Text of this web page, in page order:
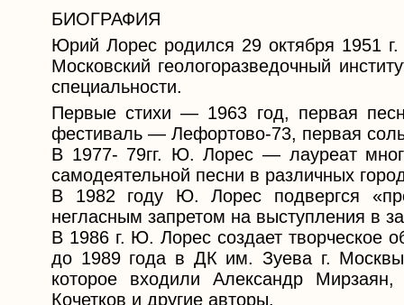
БИОГРАФИЯ
Юрий Лорес родился 29 октября 1951
Московский геологоразведочный
специальности.
Первые стихи — 1963 год, первая
фестиваль — Лефортово-73, первая
В 1977- 79гг. Ю. Лорес — лауреат
самодеятельной песни в различных
В 1982 году Ю. Лорес подвергся
негласным запретом на выступления в
В 1986 г. Ю. Лорес создает творческое
до 1989 года в ДК им. Зуева г.
которое входили Александр
Кочетков и другие авторы.